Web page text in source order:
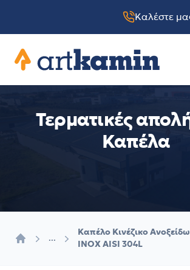
Καλέστε
Artkamin
Τερματικές
Καπέλα
...
Καπέλο Κινέζικο
INOX AISI 304L